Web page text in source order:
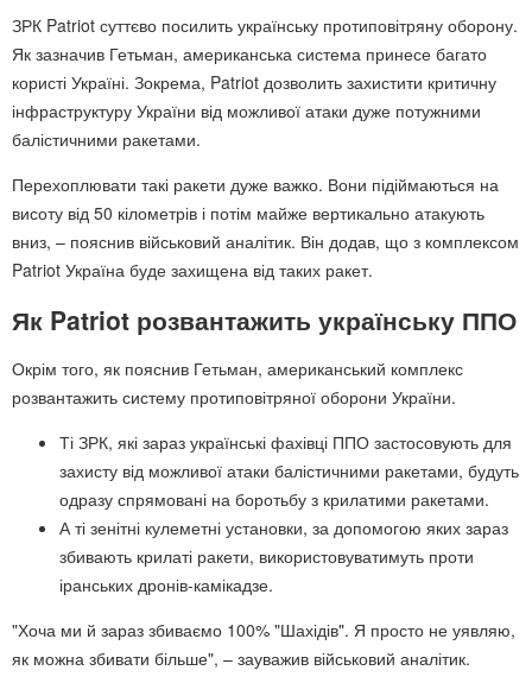
ЗРК Patriot суттєво посилить українську протиповітряну оборону.
Як зазначив Гетьман, американська система принесе багато
користі Україні. Зокрема, Patriot дозволить захистити критичну
інфраструктуру України від можливої атаки дуже потужними
балістичними ракетами.
Перехоплювати такі ракети дуже важко. Вони підіймаються на
висоту від 50 кілометрів і потім майже вертикально атакують
вниз, – пояснив військовий аналітик. Він додав, що з комплексом
Patriot Україна буде захищена від таких ракет.
Як Patriot розвантажить українську ППО
Окрім того, як пояснив Гетьман, американський комплекс
розвантажить систему протиповітряної оборони України.
Ті ЗРК, які зараз українські фахівці ППО застосовують для
захисту від можливої атаки балістичними ракетами, будуть
одразу спрямовані на боротьбу з крилатими ракетами.
А ті зенітні кулеметні установки, за допомогою яких зараз
збивають крилаті ракети, використовуватимуть проти
іранських дронів-камікадзе.
"Хоча ми й зараз збиваємо 100% "Шахідів". Я просто не уявляю,
як можна збивати більше", – зауважив військовий аналітик.